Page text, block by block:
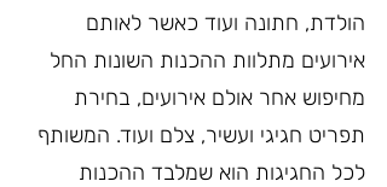
הולדת, חתונה ועוד כאשר לאותם
אירועים מתלוות ההכנות השונות החל
מחיפוש אחר אולם אירועים, בחירת
תפריט חגיגי ועשיר, צלם ועוד. המשותף
לכל החגיגות הוא שמלבד ההכנות